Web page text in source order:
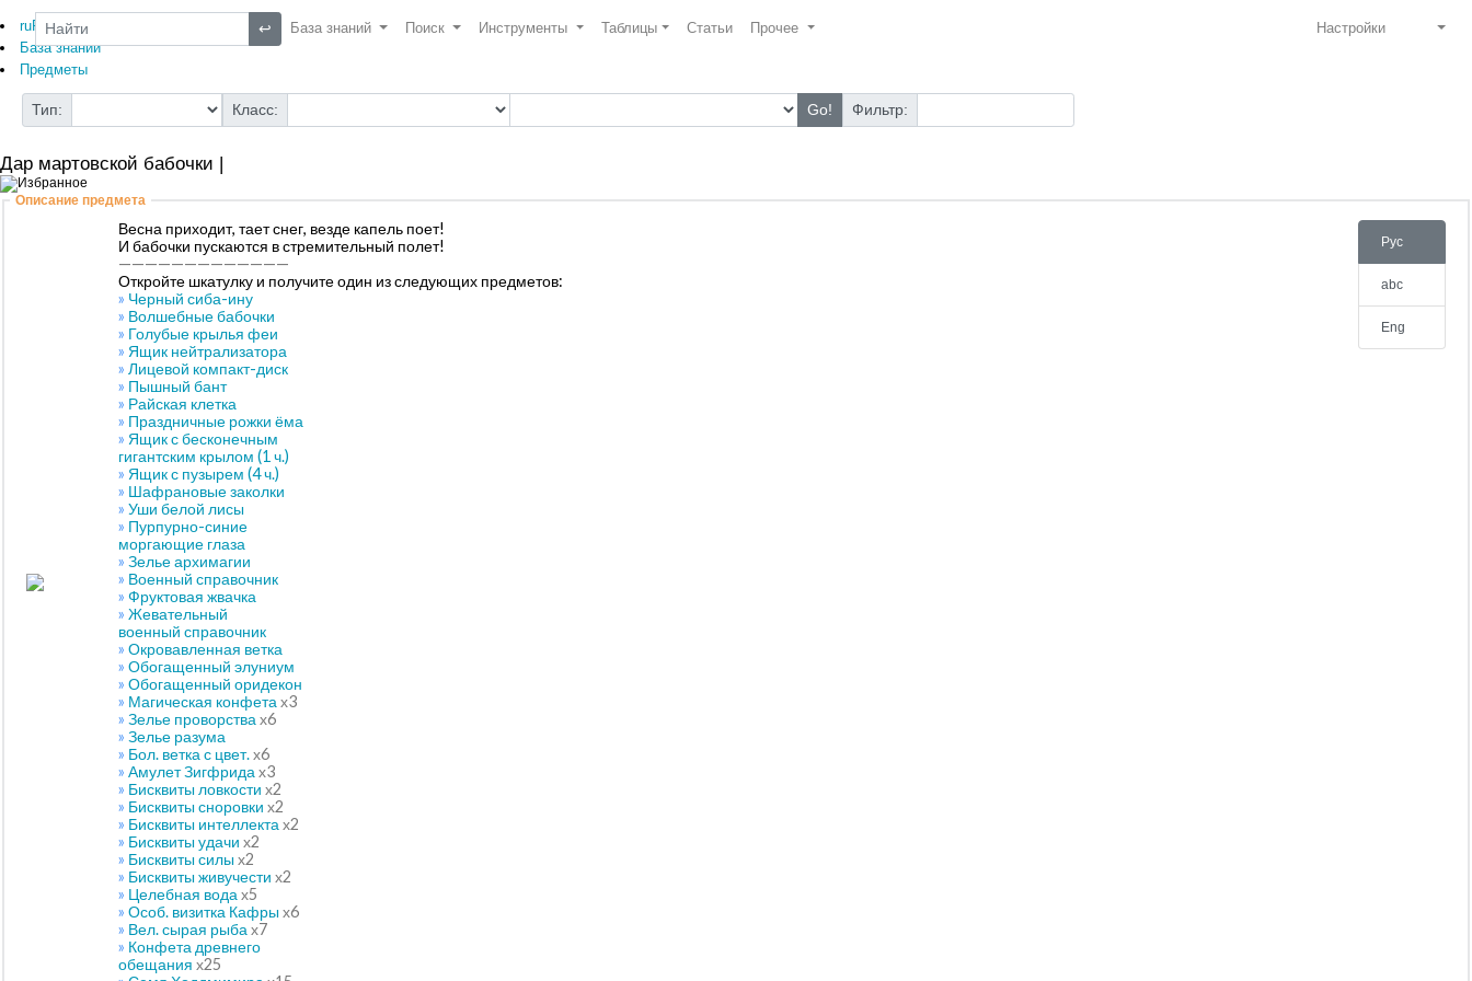
↩ База знаний Поиск Инструменты Таблицы Статьи Прочее Настройки
ruRO Wiki
База знаний
Предметы
Тип: Класс: Go! Фильтр:
Дар мартовской бабочки |
Описание предмета
Весна приходит, тает снег, везде капель поет!
И бабочки пускаются в стремительный полет!
—————————————
Откройте шкатулку и получите один из следующих предметов:
» Черный сиба-ину
» Волшебные бабочки
» Голубые крылья феи
» Ящик нейтрализатора
» Лицевой компакт-диск
» Пышный бант
» Райская клетка
» Праздничные рожки ёма
» Ящик с бесконечным
гигантским крылом (1 ч.)
» Ящик с пузырем (4 ч.)
» Шафрановые заколки
» Уши белой лисы
» Пурпурно-синие
моргающие глаза
» Зелье архимагии
» Военный справочник
» Фруктовая жвачка
» Жевательный
военный справочник
» Окровавленная ветка
» Обогащенный элуниум
» Обогащенный оридекон
» Магическая конфета х3
» Зелье проворства х6
» Зелье разума
» Бол. ветка с цвет.х6
» Амулет Зигфрида х3
» Бисквиты ловкости х2
» Бисквиты сноровки х2
» Бисквиты интеллекта х2
» Бисквиты удачи х2
» Бисквиты силых2
» Бисквиты живучести х2
» Целебная вода х5
» Особ. визитка Кафрых6
» Вел. сырая рыба х7
» Конфета древнего
обещания х25
Pyc
abc
Eng